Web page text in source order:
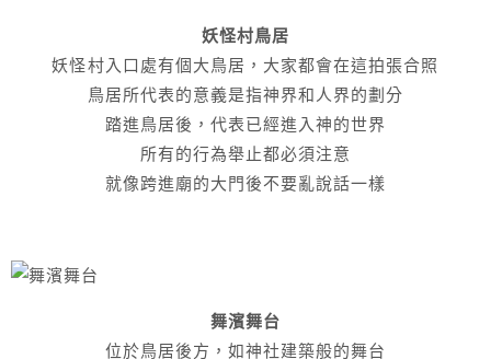
妖怪村鳥居
妖怪村入口處有個大鳥居，大家都會在這拍張合照
鳥居所代表的意義是指神界和人界的劃分
踏進鳥居後，代表已經進入神的世界
所有的行為舉止都必須注意
就像跨進廟的大門後不要亂說話一樣
舞濱舞台
位於鳥居後方，如神社建築般的舞台